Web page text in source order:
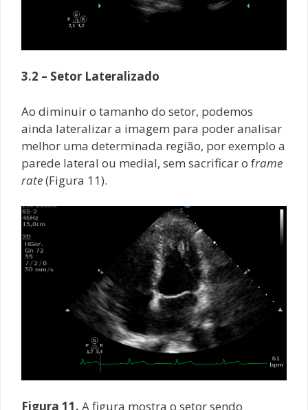
3.2 – Setor Lateralizado
Ao diminuir o tamanho do setor, podemos
ainda lateralizar a imagem para poder analisar
melhor uma determinada região, por exemplo a
parede lateral ou medial, sem sacrificar o frame
rate(Figura 11).
Figura 11. A figura mostra o setor sendo